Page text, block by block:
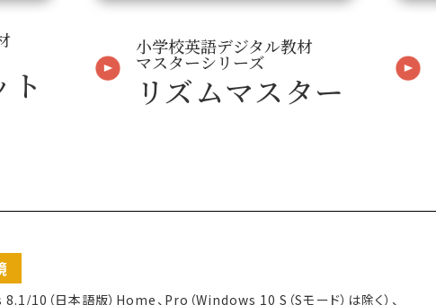
小学校英語デジタル教材
マスターシリーズ
リズムマスター
10（日本語版）Home、Pro（Windows 10 S（Sモード）は除く）、